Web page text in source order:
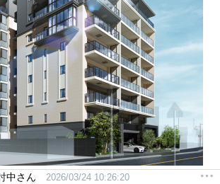
中さん 2026/03/24 10:26:20